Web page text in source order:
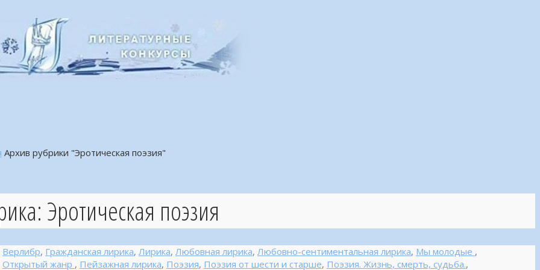
Архив рубрики "Эротическая поэзия"
Эротическая поэзия
Верлибр, Гражданская лирика, Лирика, Любовная лирика, Любовно-сентиментальная лирика, Мы молодые ,
Открытый жанр , Пейзажная лирика, Поэзия, Поэзия от шести и старше, Поэзия. Жизнь, смерть, судьба.,